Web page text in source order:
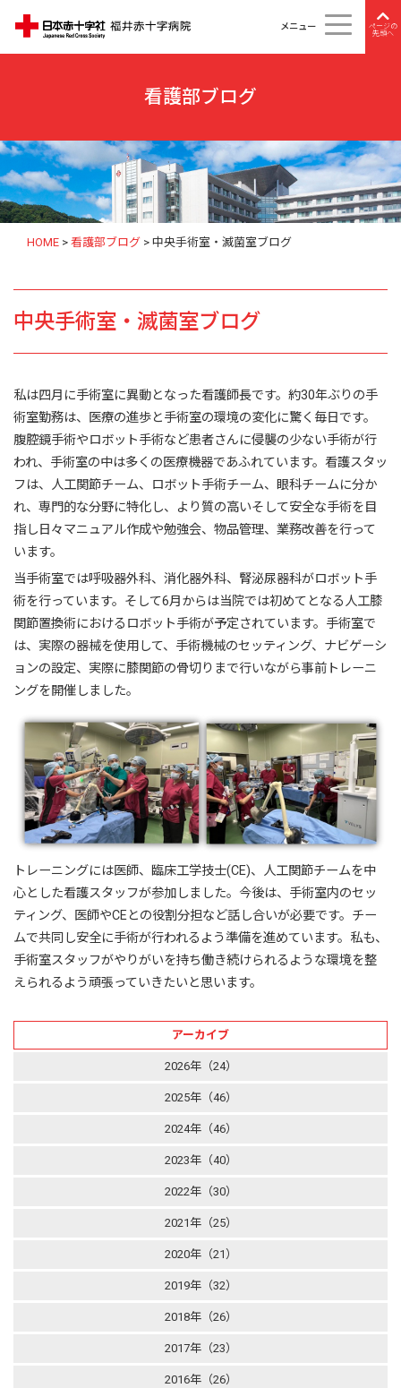
メニュー
ページの
先頭へ
看護部ブログ
HOME > 看護部ブログ > 中央手術室・滅菌室ブログ
中央手術室・滅菌室ブログ
私は四月に手術室に異動となった看護師長です。約30年ぶりの手
術室勤務は、医療の進歩と手術室の環境の変化に驚く毎日です。
腹腔鏡手術やロボット手術など患者さんに侵襲の少ない手術が行
われ、手術室の中は多くの医療機器であふれています。看護スタッ
フは、人工関節チーム、ロボット手術チーム、眼科チームに分か
れ、専門的な分野に特化し、より質の高いそして安全な手術を目
指し日々マニュアル作成や勉強会、物品管理、業務改善を行って
います。
当手術室では呼吸器外科、消化器外科、腎泌尿器科がロボット手
術を行っています。そして6月からは当院では初めてとなる人工膝
関節置換術におけるロボット手術が予定されています。手術室で
は、実際の器械を使用して、手術機械のセッティング、ナビゲーシ
ョンの設定、実際に膝関節の骨切りまで行いながら事前トレーニ
ングを開催しました。
トレーニングには医師、臨床工学技士(CE)、人工関節チームを中
心とした看護スタッフが参加しました。今後は、手術室内のセッ
ティング、医師やCEとの役割分担など話し合いが必要です。チー
ムで共同し安全に手術が行われるよう準備を進めています。私も、
手術室スタッフがやりがいを持ち働き続けられるような環境を整
えられるよう頑張っていきたいと思います。
アーカイブ
2026年（24）
2025年（46）
2024年（46）
2023年（40）
2022年（30）
2021年（25）
2020年（21）
2019年（32）
2018年（26）
2017年（23）
2016年（26）